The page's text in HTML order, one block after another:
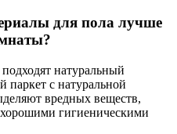
для пола лучше
натуральный
паркет с натуральной
вредных веществ,
гигиеническими